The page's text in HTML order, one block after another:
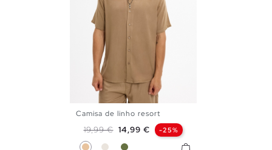
Camisa de linho resort
Preço normal
19,99 € Preço
14,99 € -25%
BegeCruaCáqui